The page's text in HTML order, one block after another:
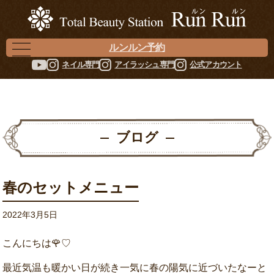
ルンルン予約
ネイル専門 アイラッシュ専門 公式アカウント
ブログ
春のセットメニュー
2022年3月5日
こんにちは🌹♡
最近気温も暖かい日が続き一気に春の陽気に近づいたなーと